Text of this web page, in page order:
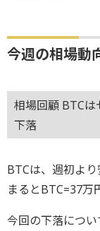
今週の相場動
相場回顧 BTC
下落
BTCは、週初よ
まるとBTC=37万
今回の下落につ